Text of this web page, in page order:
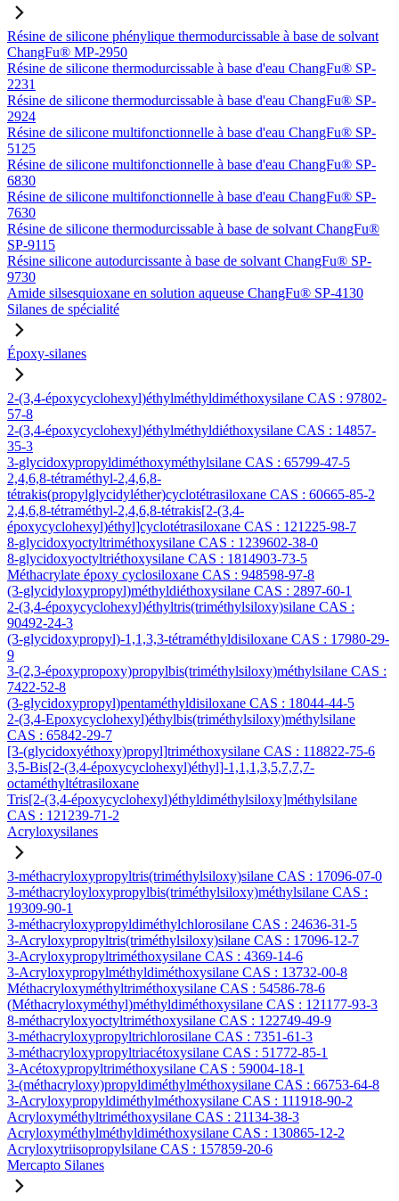
Résine de silicone phénylique thermodurcissable à base de solvant
ChangFu® MP-2950
Résine de silicone thermodurcissable à base d'eau ChangFu® SP-
2231
Résine de silicone thermodurcissable à base d'eau ChangFu® SP-
2924
Résine de silicone multifonctionnelle à base d'eau ChangFu® SP-
5125
Résine de silicone multifonctionnelle à base d'eau ChangFu® SP-
6830
Résine de silicone multifonctionnelle à base d'eau ChangFu® SP-
7630
Résine de silicone thermodurcissable à base de solvant ChangFu®
SP-9115
Résine silicone autodurcissante à base de solvant ChangFu® SP-
9730
Amide silsesquioxane en solution aqueuse ChangFu® SP-4130
Silanes de spécialité
Époxy-silanes
2-(3,4-époxycyclohexyl)éthylméthyldiméthoxysilane CAS : 97802-
57-8
2-(3,4-époxycyclohexyl)éthylméthyldiéthoxysilane CAS : 14857-
35-3
3-glycidoxypropyldiméthoxyméthylsilane CAS : 65799-47-5
2,4,6,8-tétraméthyl-2,4,6,8-
tétrakis(propylglycidyléther)cyclotétrasiloxane CAS : 60665-85-2
2,4,6,8-tétraméthyl-2,4,6,8-tétrakis[2-(3,4-
époxycyclohexyl)éthyl]cyclotétrasiloxane CAS : 121225-98-7
8-glycidoxyoctyltriméthoxysilane CAS : 1239602-38-0
8-glycidoxyoctyltriéthoxysilane CAS : 1814903-73-5
Méthacrylate époxy cyclosiloxane CAS : 948598-97-8
(3-glycidyloxypropyl)méthyldiéthoxysilane CAS : 2897-60-1
2-(3,4-époxycyclohexyl)éthyltris(triméthylsiloxy)silane CAS :
90492-24-3
(3-glycidoxypropyl)-1,1,3,3-tétraméthyldisiloxane CAS : 17980-29-
9
3-(2,3-époxypropoxy)propylbis(triméthylsiloxy)méthylsilane CAS :
7422-52-8
(3-glycidoxypropyl)pentaméthyldisiloxane CAS : 18044-44-5
2-(3,4-Epoxycyclohexyl)éthylbis(triméthylsiloxy)méthylsilane
CAS : 65842-29-7
[3-(glycidoxyéthoxy)propyl]triméthoxysilane CAS : 118822-75-6
3,5-Bis[2-(3,4-époxycyclohexyl)éthyl]-1,1,1,3,5,7,7,7-
octaméthyltétrasiloxane
Tris[2-(3,4-époxycyclohexyl)éthyldiméthylsiloxy]méthylsilane
CAS : 121239-71-2
Acryloxysilanes
3-méthacryloxypropyltris(triméthylsiloxy)silane CAS : 17096-07-0
3-méthacryloyloxypropylbis(triméthylsiloxy)méthylsilane CAS :
19309-90-1
3-méthacryloxypropyldiméthylchlorosilane CAS : 24636-31-5
3-Acryloxypropyltris(triméthylsiloxy)silane CAS : 17096-12-7
3-Acryloxypropyltriméthoxysilane CAS : 4369-14-6
3-Acryloxypropylméthyldiméthoxysilane CAS : 13732-00-8
Méthacryloxyméthyltriméthoxysilane CAS : 54586-78-6
(Méthacryloxyméthyl)méthyldiméthoxysilane CAS : 121177-93-3
8-méthacryloxyoctyltriméthoxysilane CAS : 122749-49-9
3-méthacryloxypropyltrichlorosilane CAS : 7351-61-3
3-méthacryloxypropyltriacétoxysilane CAS : 51772-85-1
3-Acétoxypropyltriméthoxysilane CAS : 59004-18-1
3-(méthacryloxy)propyldiméthylméthoxysilane CAS : 66753-64-8
3-Acryloxypropyldiméthylméthoxysilane CAS : 111918-90-2
Acryloxyméthyltriméthoxysilane CAS : 21134-38-3
Acryloxyméthylméthyldiméthoxysilane CAS : 130865-12-2
Acryloxytriisopropylsilane CAS : 157859-20-6
Mercapto Silanes